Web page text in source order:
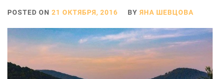
POSTED ON 21 ОКТЯБРЯ, 2016 BY ЯНА ШЕВЦОВА